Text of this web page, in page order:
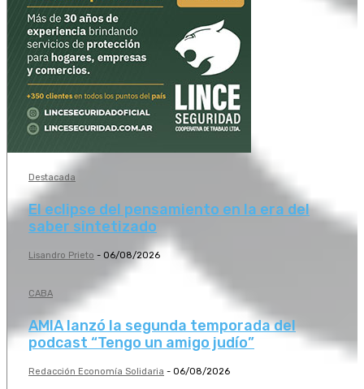
Destacada
El eclipse del pensamiento en la era del
saber sintetizado
Lisandro Prieto - 06/08/2026
CABA
AMIA lanzó la segunda temporada del
podcast “Tengo un amigo judío”
Redacción Economía Solidaria - 06/08/2026